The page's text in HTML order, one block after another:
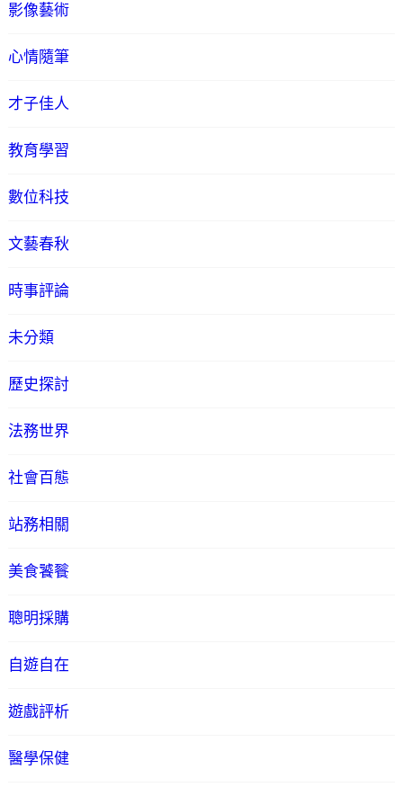
影像藝術
心情隨筆
才子佳人
教育學習
數位科技
文藝春秋
時事評論
未分類
歷史探討
法務世界
社會百態
站務相關
美食饕餮
聰明採購
自遊自在
遊戲評析
醫學保健